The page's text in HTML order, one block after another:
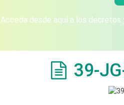
Acceda desde aquí a los
39-